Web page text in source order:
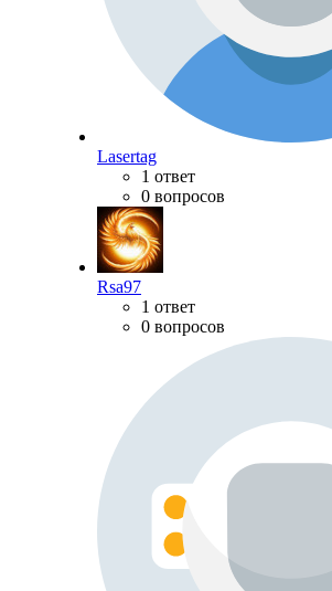
Lasertag
1 ответ
0 вопросов
Rsa97
1 ответ
0 вопросов